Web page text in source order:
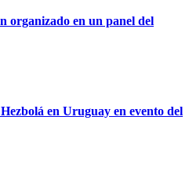
organizado en un panel del
en Uruguay en evento del